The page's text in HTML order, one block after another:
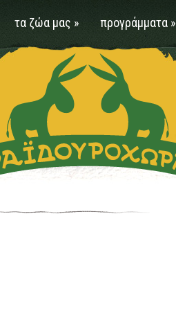
τα ζώα μας » προγράμματα»